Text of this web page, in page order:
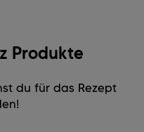
Produkte
du für das Rezept